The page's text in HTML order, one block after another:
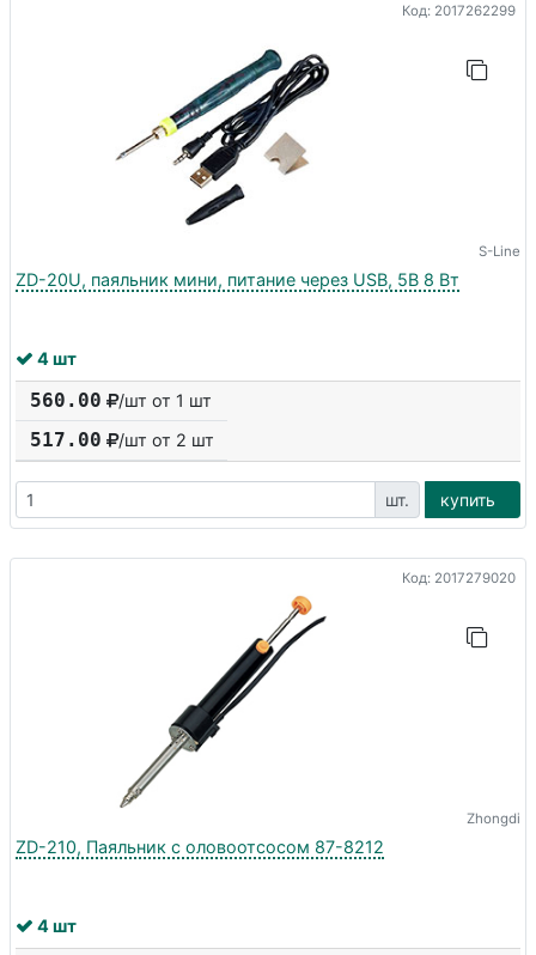
Код: 2017262299
S-Line
ZD-20U, паяльник мини, питание через USB, 5В 8 Вт
4 шт
560.00 /шт от 1 шт
517.00 /шт от 2 шт
шт. купить
Код: 2017279020
Zhongdi
ZD-210, Паяльник с оловоотсосом 87-8212
4 шт